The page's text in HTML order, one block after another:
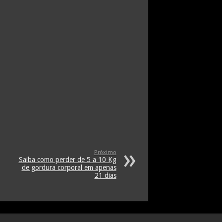
Próximo
Saiba como perder de 5 a 10 Kg
de gordura corporal em apenas
21 dias